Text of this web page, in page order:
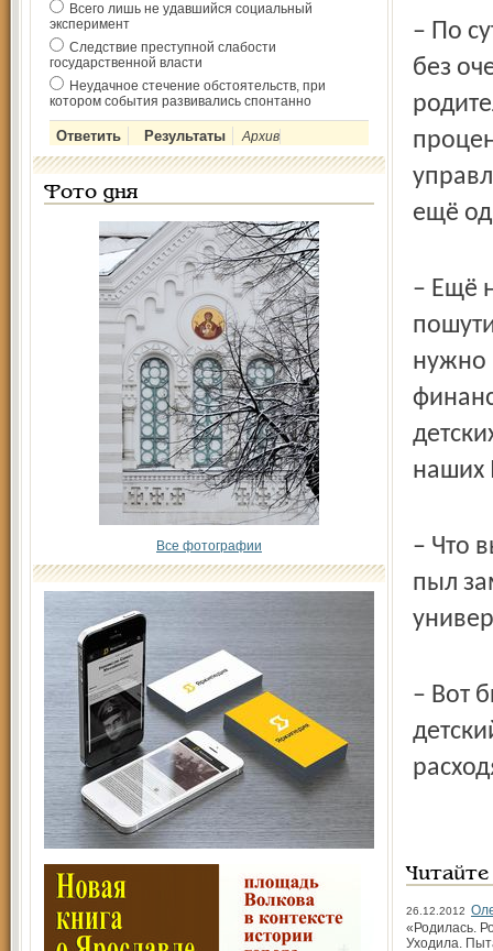
Всего лишь не удавшийся социальный
эксперимент
Следствие преступной слабости
государственной власти
Неудачное стечение обстоятельств, при
котором события развивались спонтанно
Архив
Фото дня
Все фотографии
– По
без
ещё
– Ещё
нужно
– Что
пыл
– Вот
26.12.2012
«Родилась.
Уходила.